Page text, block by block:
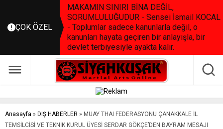
ÇOK ÖZEL
MAKAMIN SINIRI BİNA DEĞİL,
SORUMLULUĞUDUR - Sensei İsmail KOCAL
- Toplumlar sadece kanunlarla değil, o
kanunları hayata geçiren bir anlayışla, bir
devlet terbiyesiyle ayakta kalır.
Anasayfa » DIŞ HABERLER » MUAY THAI FEDERASYONU ÇANAKKALE İL
TEMSİLCİSİ VE TEKNİK KURUL ÜYESİ SERDAR GÖKÇE’DEN BAYRAM MESAJI